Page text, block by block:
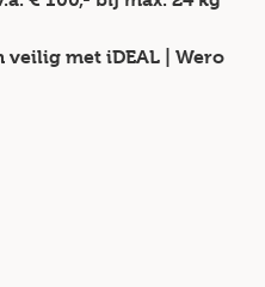
veilig met iDEAL | Wero